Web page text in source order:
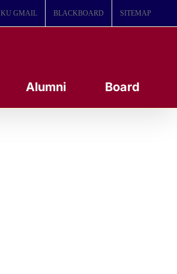
KU GMAIL BLACKBOARD SITEMAP
Alumni Board